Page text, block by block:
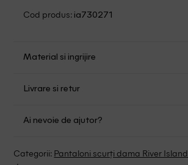
Cod produs: ia730271
Material si ingrijire
Nu folositi inalbitor
Nu uscati in uscator
Fara curatare chimica
Livrare si retur
mare de 149.00 lei.
Ai nevoie de ajutor?
Categorii: Pantaloni scurți dama River Island